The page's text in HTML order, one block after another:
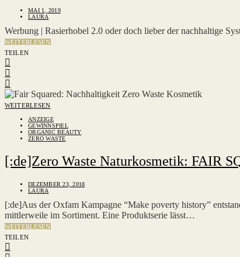
MAI 1, 2019
LAURA
Werbung | Rasierhobel 2.0 oder doch lieber der nachhaltige
WEITERLESEN
TEILEN
WEITERLESEN
ANZEIGE
GEWINNSPIEL
ORGANIC BEAUTY
ZERO WASTE
[:de]Zero Waste Naturkosmetik: FAIR
DEZEMBER 23, 2018
LAURA
[:de]Aus der Oxfam Kampagne “Make poverty history”
mittlerweile im Sortiment. Eine Produktserie lässt…
WEITERLESEN
TEILEN